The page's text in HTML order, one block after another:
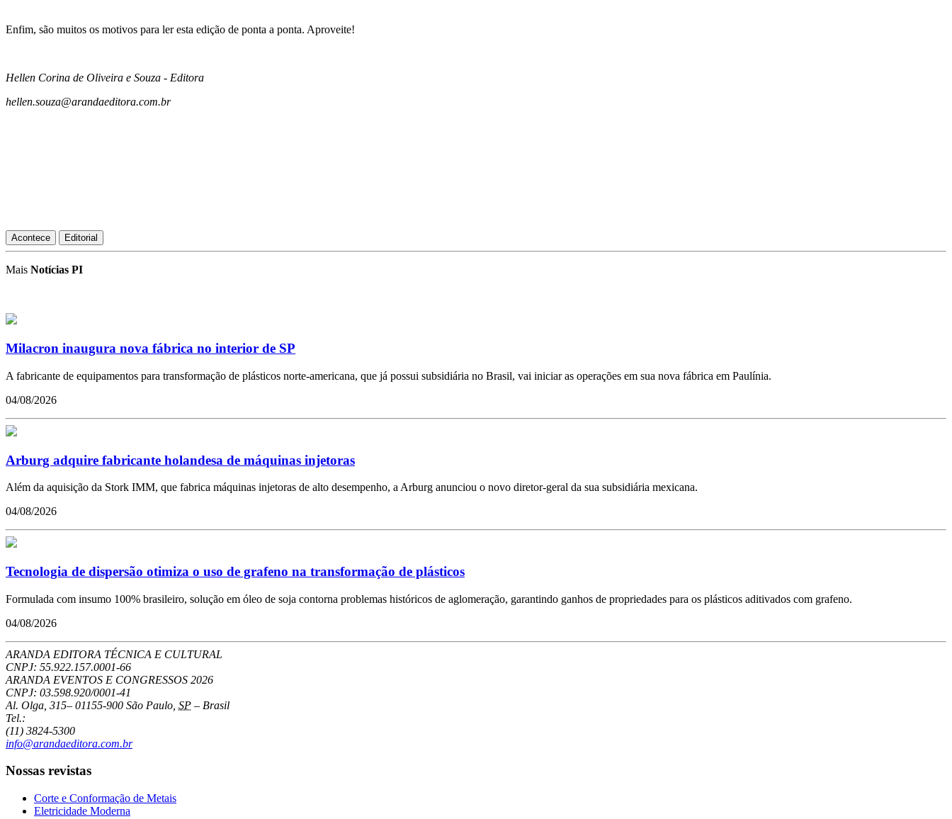
Enfim, são muitos os motivos para ler esta edição de ponta a ponta. Aproveite!
Hellen Corina de Oliveira e Souza - Editora
hellen.souza@arandaeditora.com.br
Acontece Editorial
Mais Notícias PI
Milacron inaugura nova fábrica no interior de SP
A fabricante de equipamentos para transformação de plásticos norte-americana, que já possui subsidiária no Brasil, vai iniciar as operações em sua nova fábrica em Paulínia.
04/08/2026
Arburg adquire fabricante holandesa de máquinas injetoras
Além da aquisição da Stork IMM, que fabrica máquinas injetoras de alto desempenho, a Arburg anunciou o novo diretor-geral da sua subsidiária mexicana.
04/08/2026
Tecnologia de dispersão otimiza o uso de grafeno na transformação de plásticos
Formulada com insumo 100% brasileiro, solução em óleo de soja contorna problemas históricos de aglomeração, garantindo ganhos de propriedades para os plásticos aditivados com grafeno.
04/08/2026
ARANDA EDITORA TÉCNICA E CULTURAL
CNPJ: 55.922.157.0001-66
ARANDA EVENTOS E CONGRESSOS 2026
CNPJ: 03.598.920/0001-41
Al. Olga, 315– 01155-900 São Paulo SP – Brasil
Tel.:
(11) 3824-5300
info@arandaeditora.com.br
Nossas revistas
Corte e Conformação de Metais
Eletricidade Moderna